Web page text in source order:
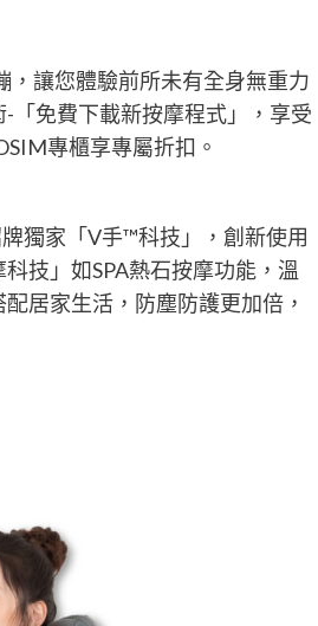
讓您體驗前所未有全身無重力
「免費下載新按摩程式」，享受
專櫃享專屬折扣。
獨家「V手™科技」，創新使用
技」如SPA熱石按摩功能，溫
居家生活，防塵防護更加倍，